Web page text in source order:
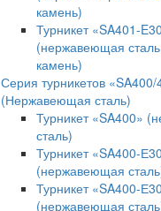
камень)
Турникет «SA401-
(нержавеющая
камень)
Серия турникетов
(Нержавеющая сталь)
Турникет «SA400»
сталь)
Турникет «SA400-
(нержавеющая
Турникет «SA400-
(нержавеющая